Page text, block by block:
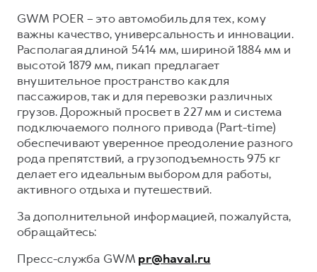
GWM POER – это автомобиль для тех, кому
важны качество, универсальность и инновации.
Располагая длиной 5414 мм, шириной 1884 мм и
высотой 1879 мм, пикап предлагает
внушительное пространство как для
пассажиров, так и для перевозки различных
грузов. Дорожный просвет в 227 мм и система
подключаемого полного привода (Part-time)
обеспечивают уверенное преодоление разного
рода препятствий, а грузоподъемность 975 кг
делает его идеальным выбором для работы,
активного отдыха и путешествий.
За дополнительной информацией, пожалуйста,
обращайтесь:
Пресс-служба GWM pr@haval.ru